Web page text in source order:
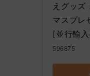
えグッズ
マスプレ
[並行輸
596875